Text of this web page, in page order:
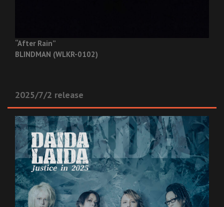
“After Rain”
BLINDMAN (WLKR-0102)
2025/7/2 release